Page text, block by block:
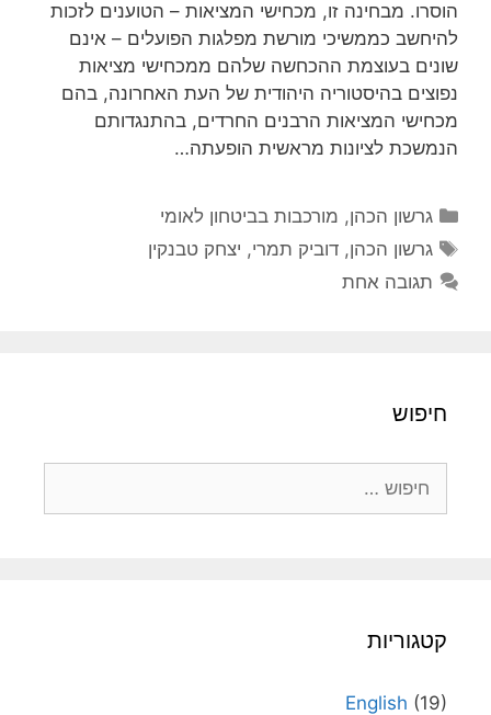
הוסרו. מבחינה זו, מכחישי המציאות – הטוענים לזכות
להיחשב כממשיכי מורשת מפלגות הפועלים – אינם
שונים בעוצמת ההכחשה שלהם ממכחישי מציאות
נפוצים בהיסטוריה היהודית של העת האחרונה, בהם
מכחישי המציאות הרבנים החרדים, בהתנגדותם
הנמשכת לציונות מראשית הופעתה…
קטגוריות
גרשון הכהן, מורכבות בביטחון לאומי
תגיות
גרשון הכהן,דוביק תמרי, יצחק טבנקין
תגובה אחת
חיפוש
קטגוריות
English (19)